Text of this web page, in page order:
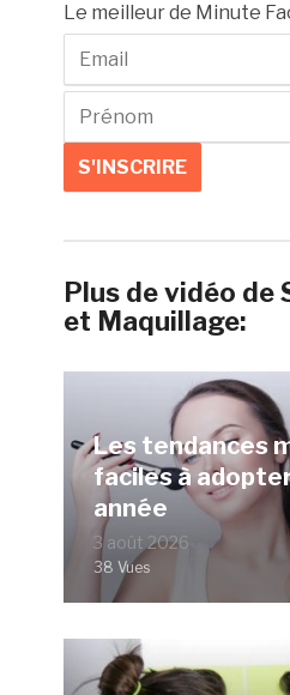
Le meilleur de Minute
Plus de vidéo de
et Maquillage:
Les tendances
faciles à
année
3 août 2026
38 Vues